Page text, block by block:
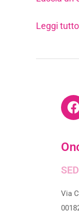
Leggi
k
Via